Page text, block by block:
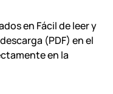
en Fácil de leer y
(PDF) en el
en la